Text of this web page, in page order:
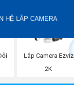
HỆ LẮP CAMERA
Lắp Camera Ezviz
2K